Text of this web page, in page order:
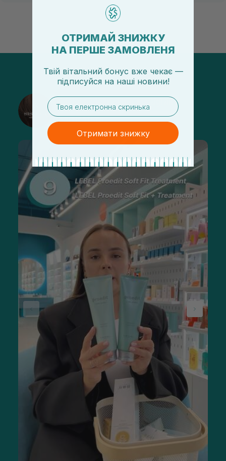
@sisters_stelmakh в Instagram
Подписаться
ОТРИМАЙ ЗНИЖКУ
НА ПЕРШЕ ЗАМОВЛЕНЯ
Твій вітальний бонус вже чекає —
підписуйся на наші новини!
email
Отримати знижку